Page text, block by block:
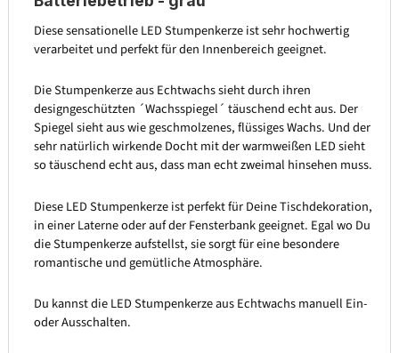
Diese sensationelle LED Stumpenkerze ist sehr hochwertig
verarbeitet und perfekt für den Innenbereich geeignet.
Die Stumpenkerze aus Echtwachs sieht durch ihren
designgeschützten ´Wachsspiegel´ täuschend echt aus. Der
Spiegel sieht aus wie geschmolzenes, flüssiges Wachs. Und der
sehr natürlich wirkende Docht mit der warmweißen LED sieht
so täuschend echt aus, dass man echt zweimal hinsehen muss.
Diese LED Stumpenkerze ist perfekt für Deine Tischdekoration,
in einer Laterne oder auf der Fensterbank geeignet. Egal wo Du
die Stumpenkerze aufstellst, sie sorgt für eine besondere
romantische und gemütliche Atmosphäre.
Du kannst die LED Stumpenkerze aus Echtwachs manuell Ein-
oder Ausschalten.